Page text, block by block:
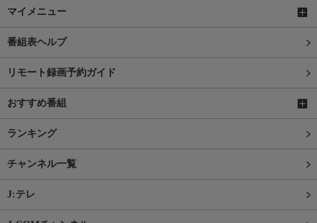
マイメニュー
番組表ヘルプ
リモート録画予約ガイド
おすすめ番組
ランキング
チャンネル一覧
J:テレ